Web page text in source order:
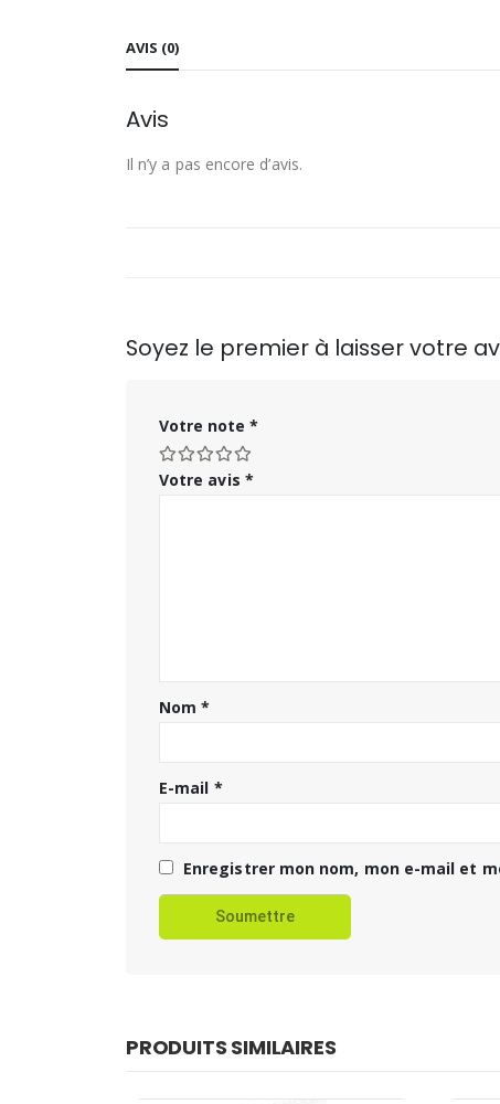
AVIS (0)
Avis
Il n’y a pas encore d’avis.
Soyez le premier à laisser votre avis
Votre note *
Votre avis *
Nom*
E-mail *
Enregistrer mon nom, mon e-mail et
PRODUITS SIMILAIRES